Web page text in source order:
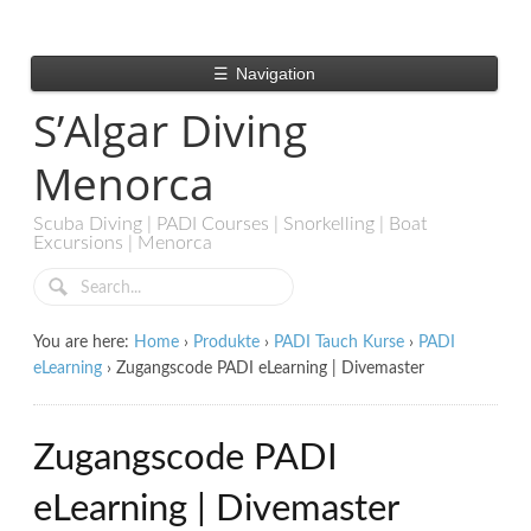
☰ Navigation
S’Algar Diving
Menorca
Scuba Diving | PADI Courses | Snorkelling | Boat
Excursions | Menorca
You are here: Home › Produkte › PADI Tauch Kurse › PADI
eLearning › Zugangscode PADI eLearning | Divemaster
Zugangscode PADI
eLearning | Divemaster